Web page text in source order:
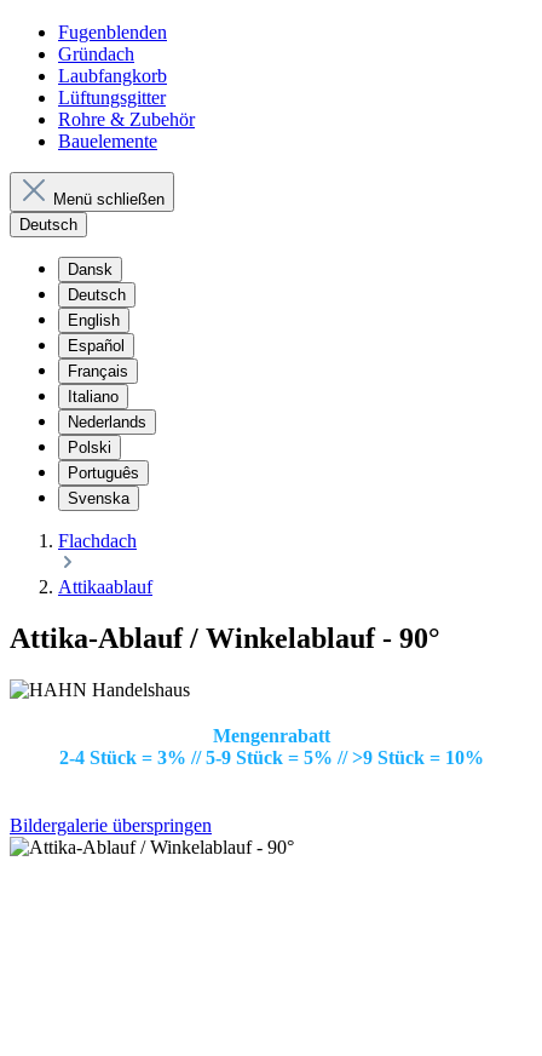
Fugenblenden
Gründach
Laubfangkorb
Lüftungsgitter
Rohre & Zubehör
Bauelemente
Menü schließen
Deutsch
Dansk
Deutsch
English
Español
Français
Italiano
Nederlands
Polski
Português
Svenska
Flachdach
Attikaablauf
Attika-Ablauf / Winkelablauf - 90°
Mengenrabatt
2-4 Stück = 3% // 5-9 Stück = 5% // >9 Stück = 10%
Bildergalerie überspringen